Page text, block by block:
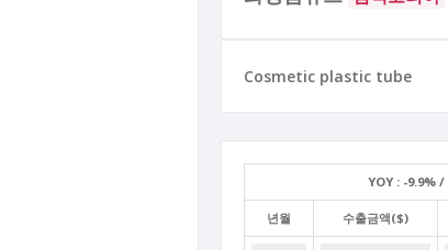
Cosmetic plastic tube
YOY :-9.9% /
년월 수출금액($)